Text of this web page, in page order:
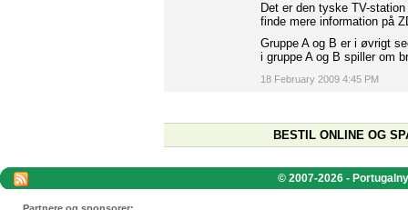
Det er den tyske TV-
finde mere information på
Gruppe A og B er i øvrigt
i gruppe A og B spiller om
18 February 2009 4:45 PM
BESTIL ONLINE OG
© 2007-2026 -